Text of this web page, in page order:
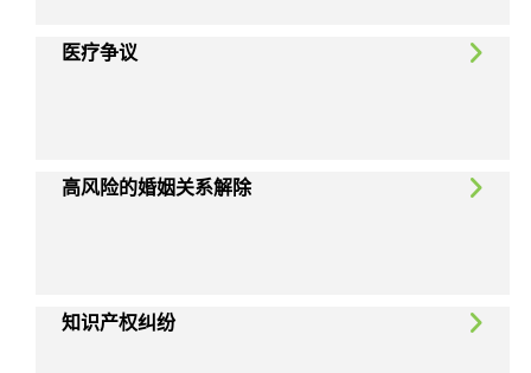
医疗争议
高风险的婚姻关系解除
知识产权纠纷